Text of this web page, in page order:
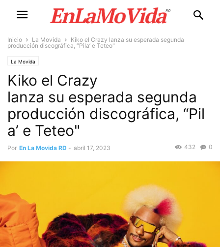
Inicio La Movida
Kiko el Crazy lanza su esperada segunda
producción discográfica, “Pila’ e Teteo"
La Movida
Kiko el Crazy
lanza su esperada segunda
producción discográfica, “Pil
a’ e Teteo"
Por En La Movida RD - abril 17, 2023 0
432